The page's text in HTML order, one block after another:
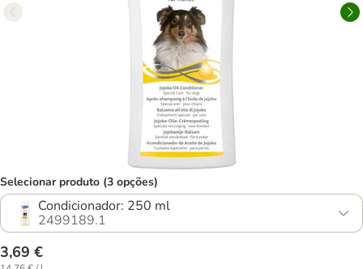
Selecionar produto (3 opções)
Condicionador: 250 ml
2499189.1
3,69 €